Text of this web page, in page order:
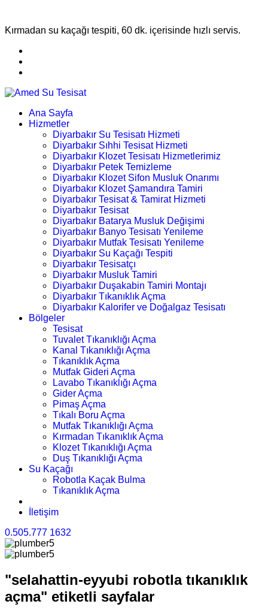
Kırmadan su kaçağı tespiti, 60 dk. içerisinde hızlı servis.
Ana Sayfa
Hizmetler
Diyarbakır Su Tesisatı Hizmeti
Diyarbakır Sıhhi Tesisat Hizmeti
Diyarbakır Klozet Tesisatı Hizmetlerimiz
Diyarbakır Petek Temizleme
Diyarbakır Klozet Sifon Musluk Onarımı
Diyarbakır Klozet Şamandıra Tamiri
Diyarbakır Tesisat & Tamirat Hizmeti
Diyarbakır Tesisat
Diyarbakır Batarya Musluk Değişimi
Diyarbakır Banyo Tesisatı Yenileme
Diyarbakır Mutfak Tesisatı Yenileme
Diyarbakır Su Kaçağı Tespiti
Diyarbakır Tesisatçı
Diyarbakır Musluk Tamiri
Diyarbakır Duşakabin Tamiri Montajı
Diyarbakır Tıkanıklık Açma
Diyarbakır Kalorifer ve Doğalgaz Tesisatı
Bölgeler
Tesisat
Tuvalet Tıkanıklığı Açma
Kanal Tıkanıklığı Açma
Tıkanıklık Açma
Mutfak Gideri Açma
Lavabo Tıkanıklığı Açma
Gider Açma
Pimaş Açma
Tıkalı Boru Açma
Mutfak Tıkanıklığı Açma
Kırmadan Tıkanıklık Açma
Klozet Tıkanıklığı Açma
Duş Tıkanıklığı Açma
Su Kaçağı
Robotla Kaçak Bulma
Tıkanıklık Açma
İletişim
0.505.777 1632
"selahattin-eyyubi robotla tıkanıklık
açma" etiketli sayfalar